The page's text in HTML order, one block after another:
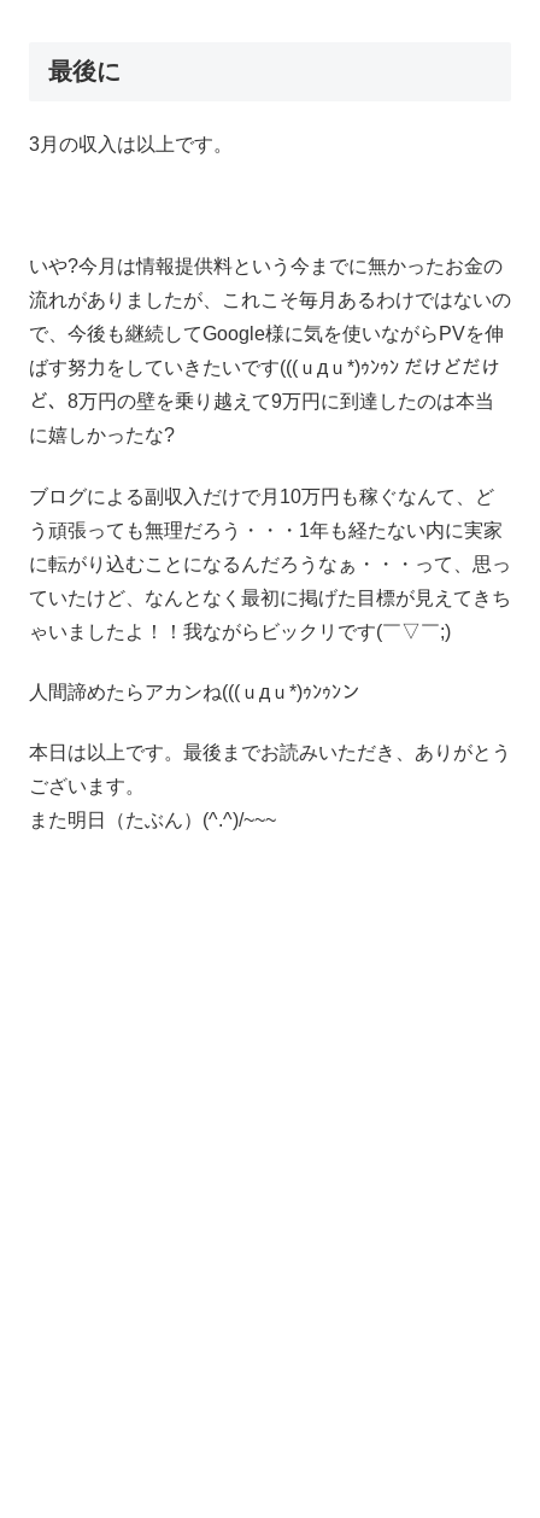
最後に
3月の収入は以上です。
いや?今月は情報提供料という今までに無かったお金の
流れがありましたが、これこそ毎月あるわけではないの
で、今後も継続してGoogle様に気を使いながらPVを伸
ばす努力をしていきたいです(((ｕдｕ*)ｩﾝｩﾝ だけどだけ
ど、8万円の壁を乗り越えて9万円に到達したのは本当
に嬉しかったな?
ブログによる副収入だけで月10万円も稼ぐなんて、ど
う頑張っても無理だろう・・・1年も経たない内に実家
に転がり込むことになるんだろうなぁ・・・って、思っ
ていたけど、なんとなく最初に掲げた目標が見えてきち
ゃいましたよ！！我ながらビックリです(￣▽￣;)
人間諦めたらアカンね(((ｕдｕ*)ｩﾝｩﾝン
本日は以上です。最後までお読みいただき、ありがとう
ございます。
また明日（たぶん）(^.^)/~~~